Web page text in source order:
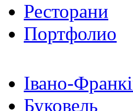
Ресторани
Портфолио
Івано-
Буковель